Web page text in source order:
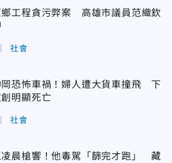
鄉工程貪污弊案 高雄市議員范織欽
社會
岡恐怖車禍！婦人遭大貨車撞飛 下
明顯死亡
社會
凌晨槍響！他毒駕「篩完才跑」 藏